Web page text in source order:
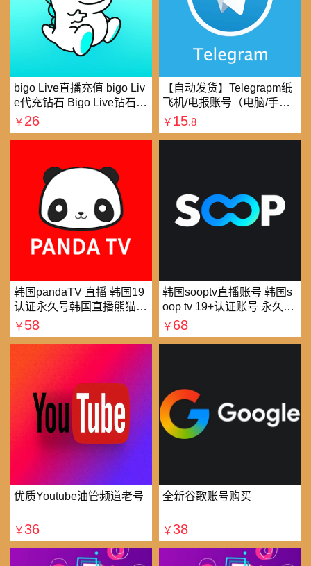
bigo Live直播充值 bigo Liv
e代充钻石 Bigo Live钻石充
值直播礼物钻石代充
￥ 26
【自动发货】Telegrapm纸
飞机/电报账号（电脑/手机
均可以登录）
￥ 15.8
韩国pandaTV 直播 韩国19
认证永久号韩国直播熊猫tv
可改密 一人一号
￥ 58
韩国sooptv直播账号 韩国s
oop tv 19+认证账号 永久使
用
￥ 68
优质Youtube油管频道老号
￥ 36
全新谷歌账号购买
￥ 38